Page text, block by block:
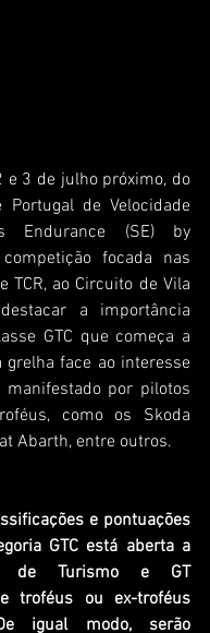
e 3 de julho próximo, do
Portugal de Velocidade
Endurance (SE) by
focada nas
TCR, ao Circuito de Vila
a importância
GTC que começa a
grelha face ao interesse
manifestado por pilotos
como os Skoda
Abarth, entre outros.
e pontuações
GTC está aberta a
de Turismo e GT
troféus ou ex-troféus
igual modo, serão